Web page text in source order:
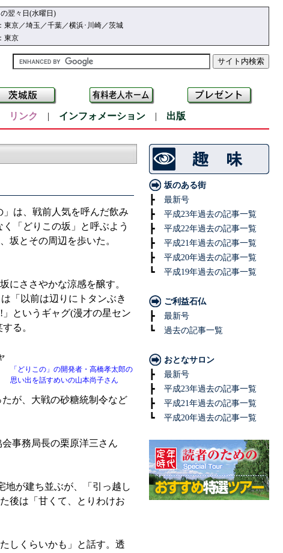
翌々日(水曜日)
東京／埼玉／千葉／横浜･川崎／茨城
東京
リンク | インフォメーション| 出版
は、戦前人気を呼んだ飲み
「どりこの坂」と呼ぶよう
坂とその周辺を歩いた。
にささやかな涼感を醸す。
「以前は辺りにトタンぶき
というギャグ(漫才の星セン
る。
「どりこの」の開発者・高橋孝太郎の
思い出を話すめいの山本尚子さん
が、大戦の砂糖統制令など
事務局長の栗原洋三さん
が建ち並ぶが、「引っ越し
後は「甘くて、とりわけお
しくらいかも」と話す。透
坂のある街
┣ 最新号
┣ 平成23年過去の記事一覧
┣ 平成22年過去の記事一覧
┣ 平成21年過去の記事一覧
┣ 平成20年過去の記事一覧
┗ 平成19年過去の記事一覧
ご利益石仏
┣ 最新号
┗ 過去の記事一覧
おとなサロン
┣ 最新号
┣ 平成23年過去の記事一覧
┣ 平成21年過去の記事一覧
┗ 平成20年過去の記事一覧